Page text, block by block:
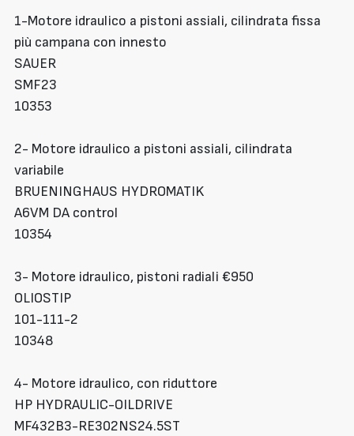
1-Motore idraulico a pistoni assiali, cilindrata fissa
più campana con innesto
SAUER
SMF23
10353
2- Motore idraulico a pistoni assiali, cilindrata
variabile
BRUENINGHAUS HYDROMATIK
A6VM DA control
10354
3- Motore idraulico, pistoni radiali €950
OLIOSTIP
101-111-2
10348
4- Motore idraulico, con riduttore
HP HYDRAULIC-OILDRIVE
MF432B3-RE302NS24.5ST